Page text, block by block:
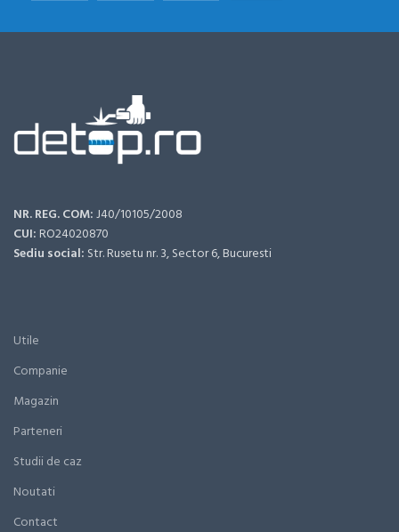
NR. REG. COM:J40/10105/2008
CUI:RO24020870
Sediu social: Str. Rusetu nr. 3, Sector 6, Bucuresti
Utile
Companie
Magazin
Parteneri
Studii de caz
Noutati
Contact